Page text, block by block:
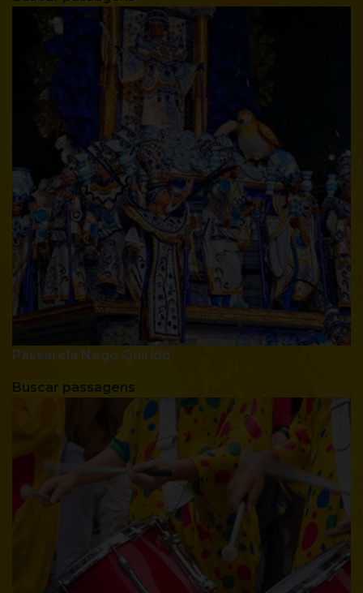
Passarela Nego Quirido
Buscar passagens